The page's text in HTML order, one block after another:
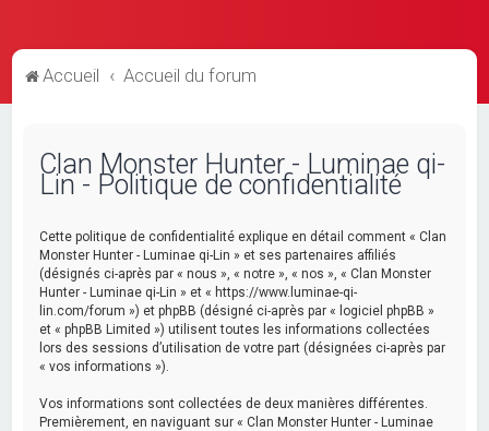
Accueil Accueil du forum
Clan Monster Hunter - Luminae qi-
Lin - Politique de confidentialité
Cette politique de confidentialité explique en détail comment « Clan
Monster Hunter - Luminae qi-Lin » et ses partenaires affiliés
(désignés ci-après par « nous », « notre », « nos », « Clan Monster
Hunter - Luminae qi-Lin » et « https://www.luminae-qi-
lin.com/forum ») et phpBB (désigné ci-après par « logiciel phpBB »
et « phpBB Limited ») utilisent toutes les informations collectées
lors des sessions d’utilisation de votre part (désignées ci-après par
« vos informations »).
Vos informations sont collectées de deux manières différentes.
Premièrement, en naviguant sur « Clan Monster Hunter - Luminae